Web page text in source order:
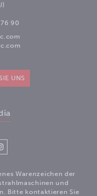
90
UNS
Warenzeichen der
und
Bitte kontaktieren Sie